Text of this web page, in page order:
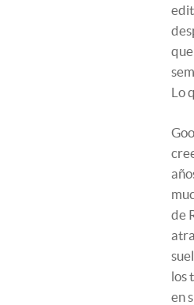
Lo
de
los
en